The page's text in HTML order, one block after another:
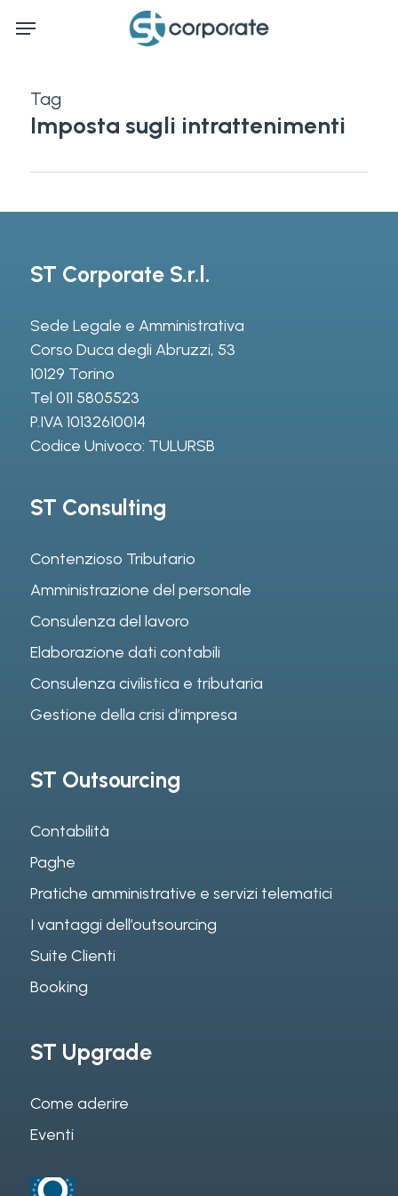
Menu
Tag
Imposta sugli intrattenimenti
ST Corporate S.r.l.
Sede Legale e Amministrativa
Corso Duca degli Abruzzi, 53
10129 Torino
Tel 011 5805523
P.IVA 10132610014
Codice Univoco: TULURSB
ST Consulting
Contenzioso Tributario
Amministrazione del personale
Consulenza del lavoro
Elaborazione dati contabili
Consulenza civilistica e tributaria
Gestione della crisi d’impresa
ST Outsourcing
Contabilità
Paghe
Pratiche amministrative e servizi telematici
I vantaggi dell’outsourcing
Suite Clienti
Booking
ST Upgrade
Come aderire
Eventi